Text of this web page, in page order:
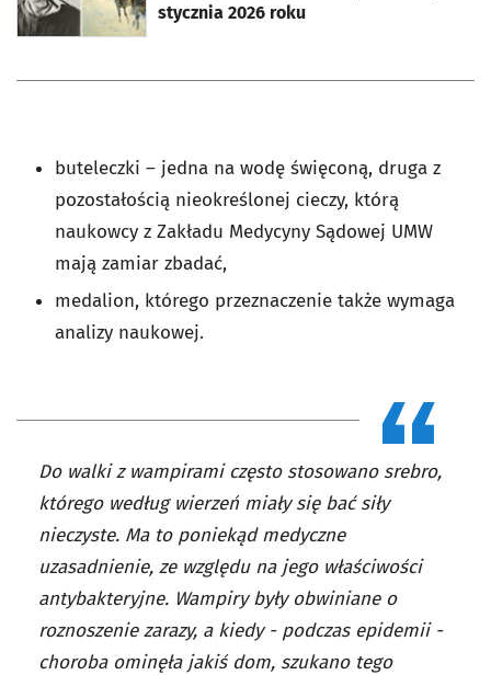
stycznia 2026 roku
buteleczki – jedna na wodę święconą, druga z
pozostałością nieokreślonej cieczy, którą
naukowcy z Zakładu Medycyny Sądowej UMW
mają zamiar zbadać,
medalion, którego przeznaczenie także wymaga
analizy naukowej.
Do walki z wampirami często stosowano srebro,
którego według wierzeń miały się bać siły
nieczyste. Ma to poniekąd medyczne
uzasadnienie, ze względu na jego właściwości
antybakteryjne. Wampiry były obwiniane o
roznoszenie zarazy, a kiedy - podczas epidemii -
choroba ominęła jakiś dom, szukano tego